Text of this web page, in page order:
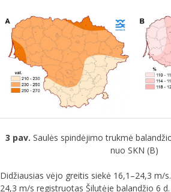
3 pav. Saulės spindėjimo trukmė
nuo SKN (B)
Didžiausias vėjo greitis siekė 16,1–24,3 m/
24,3 m/s registruotas Šilutėje balandžio 6 d.